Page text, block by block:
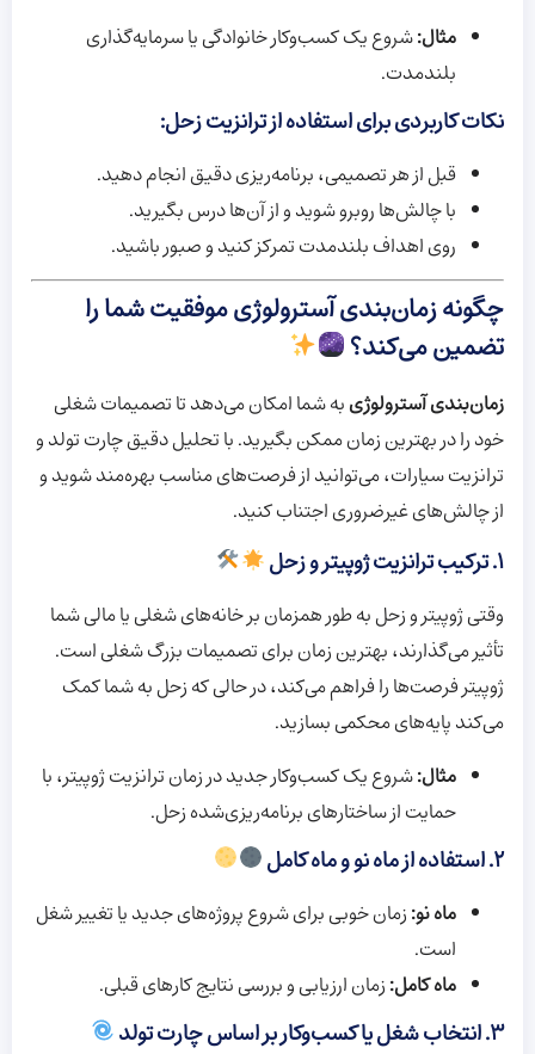
مثال:شروع یک کسب‌وکار خانوادگی یا سرمایه‌گذاری
بلندمدت.
نکات کاربردی برای استفاده از ترانزیت زحل:
قبل از هر تصمیمی، برنامه‌ریزی دقیق انجام دهید.
با چالش‌ها روبرو شوید و از آن‌ها درس بگیرید.
روی اهداف بلندمدت تمرکز کنید و صبور باشید.
چگونه زمان‌بندی آسترولوژی موفقیت شما را
تضمین می‌کند؟
زمان‌بندی آسترولوژیبه شما امکان می‌دهد تا تصمیمات شغلی
خود را در بهترین زمان ممکن بگیرید. با تحلیل دقیق چارت تولد و
ترانزیت سیارات، می‌توانید از فرصت‌های مناسب بهره‌مند شوید و
از چالش‌های غیرضروری اجتناب کنید.
۱. ترکیب ترانزیت ژوپیتر و زحل
وقتی ژوپیتر و زحل به طور همزمان بر خانه‌های شغلی یا مالی شما
تأثیر می‌گذارند، بهترین زمان برای تصمیمات بزرگ شغلی است.
ژوپیتر فرصت‌ها را فراهم می‌کند، در حالی که زحل به شما کمک
می‌کند پایه‌های محکمی بسازید.
مثال:شروع یک کسب‌وکار جدید در زمان ترانزیت ژوپیتر، با
حمایت از ساختارهای برنامه‌ریزی‌شده زحل.
۲. استفاده از ماه نو و ماه کامل
ماه نو:زمان خوبی برای شروع پروژه‌های جدید یا تغییر شغل
است.
ماه کامل:زمان ارزیابی و بررسی نتایج کارهای قبلی.
۳. انتخاب شغل یا کسب‌وکار بر اساس چارت تولد